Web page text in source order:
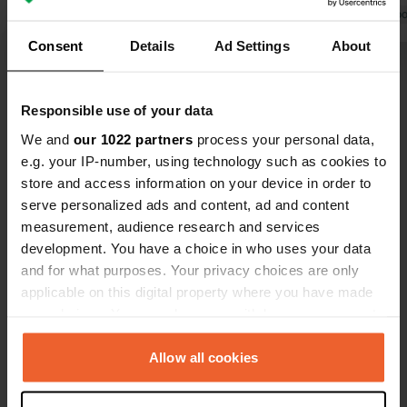
Consent Details Ad Settings About
Responsible use of your data
We and our 1022 partners process your personal data,
e.g. your IP-number, using technology such as cookies to
store and access information on your device in order to
serve personalized ads and content, ad and content
measurement, audience research and services
development. You have a choice in who uses your data
and for what purposes. Your privacy choices are only
applicable on this digital property where you have made
any time from the Cookie Declaration or by clicking on
the Privacy trigger icon.Allow all cookies
côté du camping. Le village de
Traduit par
Es-tu déjà venu ici ?
Contact
Emplacement
Alte Ziegelhütte 6
93449, Waldmünchen, Allemagne